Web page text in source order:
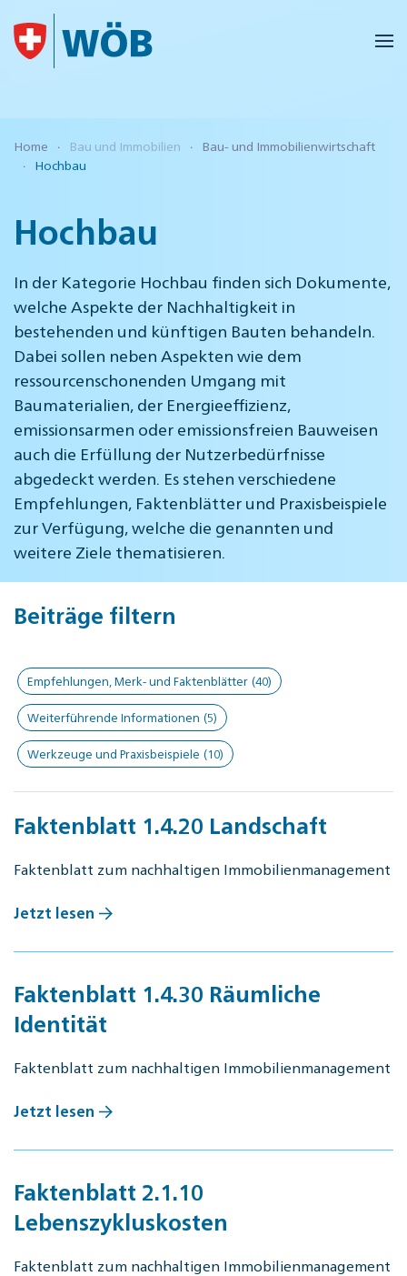
Skip to main content
Home Bau und Immobilien
Bau- und Immobilienwirtschaft
Hochbau
Hochbau
In der Kategorie Hochbau finden sich Dokumente,
welche Aspekte der Nachhaltigkeit in
bestehenden und künftigen Bauten behandeln.
Dabei sollen neben Aspekten wie dem
ressourcenschonenden Umgang mit
Baumaterialien, der Energieeffizienz,
emissionsarmen oder emissionsfreien Bauweisen
auch die Erfüllung der Nutzerbedürfnisse
abgedeckt werden. Es stehen verschiedene
Empfehlungen, Faktenblätter und Praxisbeispiele
zur Verfügung, welche die genannten und
weitere Ziele thematisieren.
Beiträge filtern
Empfehlungen, Merk- und Faktenblätter (40)
Weiterführende Informationen (5)
Werkzeuge und Praxisbeispiele (10)
Faktenblatt 1.4.20 Landschaft
Faktenblatt zum nachhaltigen Immobilienmanagement
Jetzt lesen
Faktenblatt 1.4.30 Räumliche
Identität
Faktenblatt zum nachhaltigen Immobilienmanagement
Jetzt lesen
Faktenblatt 2.1.10
Lebenszykluskosten
Faktenblatt zum nachhaltigen Immobilienmanagement